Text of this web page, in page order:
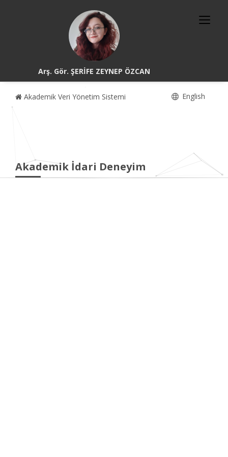
Arş. Gör. ŞERİFE ZEYNEP ÖZCAN
Akademik Veri Yönetim Sistemi English
Akademik İdari Deneyim